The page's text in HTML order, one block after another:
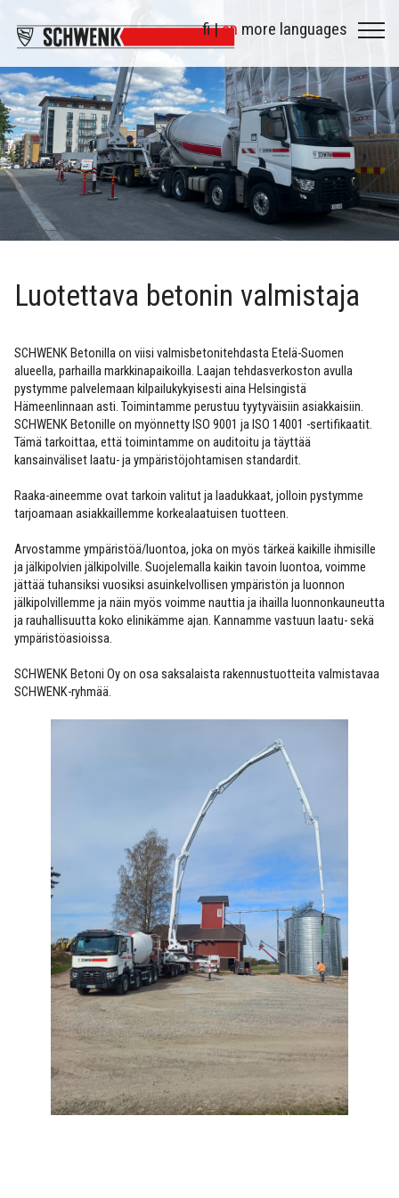
fi |en more languages
Luotettava betonin valmistaja
SCHWENK Betonilla on viisi valmisbetonitehdasta Etelä-Suomen
alueella, parhailla markkinapaikoilla. Laajan tehdasverkoston avulla
pystymme palvelemaan kilpailukykyisesti aina Helsingistä
Hämeenlinnaan asti. Toimintamme perustuu tyytyväisiin asiakkaisiin.
SCHWENK Betonille on myönnetty ISO 9001 ja ISO 14001 -sertifikaatit.
Tämä tarkoittaa, että toimintamme on auditoitu ja täyttää
kansainväliset laatu- ja ympäristöjohtamisen standardit.
Raaka-aineemme ovat tarkoin valitut ja laadukkaat, jolloin pystymme
tarjoamaan asiakkaillemme korkealaatuisen tuotteen.
Arvostamme ympäristöä/luontoa, joka on myös tärkeä kaikille ihmisille
ja jälkipolvien jälkipolville. Suojelemalla kaikin tavoin luontoa, voimme
jättää tuhansiksi vuosiksi asuinkelvollisen ympäristön ja luonnon
jälkipolvillemme ja näin myös voimme nauttia ja ihailla luonnonkauneutta
ja rauhallisuutta koko elinikämme ajan. Kannamme vastuun laatu- sekä
ympäristöasioissa.
SCHWENK Betoni Oy on osa saksalaista rakennustuotteita valmistavaa
SCHWENK-ryhmää.